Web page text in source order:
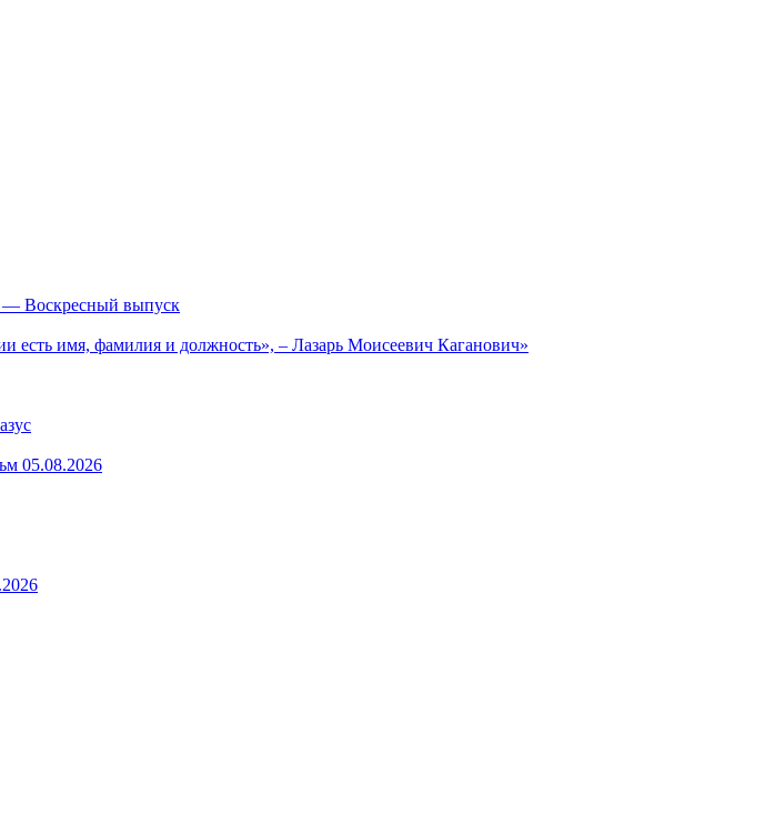
— Воскресный выпуск
имя, фамилия и должность», – Лазарь Моисеевич Каганович»
05.08.2026